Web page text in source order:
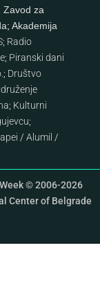
Zavod za
; Akademija
; Radio
; Piranski dani
; Društvo
; Kulturni
;
/ Alumil /
© 2006-2026
Center of Belgrade